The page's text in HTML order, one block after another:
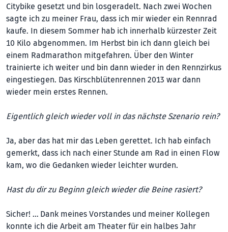
Citybike gesetzt und bin losgeradelt. Nach zwei Wochen
sagte ich zu meiner Frau, dass ich mir wieder ein Rennrad
kaufe. In diesem Sommer hab ich innerhalb kürzester Zeit
10 Kilo abgenommen. Im Herbst bin ich dann gleich bei
einem Radmarathon mitgefahren. Über den Winter
trainierte ich weiter und bin dann wieder in den Rennzirkus
eingestiegen. Das Kirschblütenrennen 2013 war dann
wieder mein erstes Rennen.
Eigentlich gleich wieder voll in das nächste Szenario rein?
Ja, aber das hat mir das Leben gerettet. Ich hab einfach
gemerkt, dass ich nach einer Stunde am Rad in einen Flow
kam, wo die Gedanken wieder leichter wurden.
Hast du dir zu Beginn gleich wieder die Beine rasiert?
Sicher! … Dank meines Vorstandes und meiner Kollegen
konnte ich die Arbeit am Theater für ein halbes Jahr